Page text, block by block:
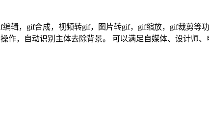
辑，gif合成，视频转gif，图片转gif，gif缩放，gif裁剪等
作，自动识别主体去除背景。 可以满足自媒体、设计师、